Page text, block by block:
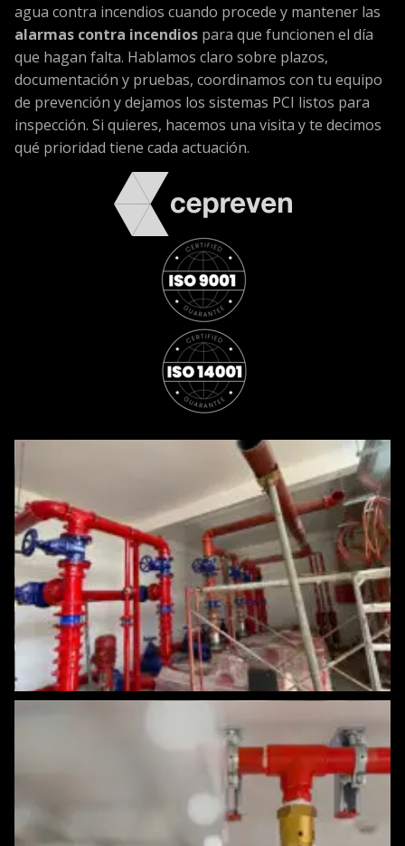
agua contra incendios cuando procede y mantener las
alarmas contra incendiospara que funcionen el día
que hagan falta. Hablamos claro sobre plazos,
documentación y pruebas, coordinamos con tu equipo
de prevención y dejamos los sistemas PCI listos para
inspección. Si quieres, hacemos una visita y te decimos
qué prioridad tiene cada actuación.